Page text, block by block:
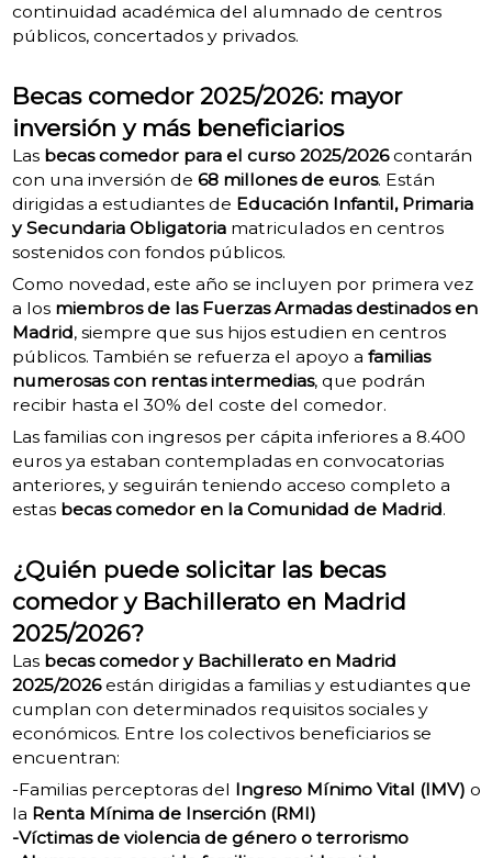
continuidad académica del alumnado de centros
públicos, concertados y privados.
Becas comedor 2025/2026: mayor
inversión y más beneficiarios
Las becas comedor para el curso 2025/2026contarán
con una inversión de 68 millones de euros. Están
dirigidas a estudiantes de Educación Infantil, Primaria
y Secundaria Obligatoriamatriculados en centros
sostenidos con fondos públicos.
Como novedad, este año se incluyen por primera vez
a los miembros de las Fuerzas Armadas destinados en
Madrid, siempre que sus hijos estudien en centros
públicos. También se refuerza el apoyo a familias
numerosas con rentas intermedias, que podrán
recibir hasta el 30% del coste del comedor.
Las familias con ingresos per cápita inferiores a 8.400
euros ya estaban contempladas en convocatorias
anteriores, y seguirán teniendo acceso completo a
estas becas comedor en la Comunidad de Madrid.
¿Quién puede solicitar las becas
comedor y Bachillerato en Madrid
2025/2026?
Las becas comedor y Bachillerato en Madrid
2025/2026están dirigidas a familias y estudiantes que
cumplan con determinados requisitos sociales y
económicos. Entre los colectivos beneficiarios se
encuentran:
-Familias perceptoras del Ingreso Mínimo Vital (IMV) o
la Renta Mínima de Inserción (RMI)
-Víctimas de violencia de género o terrorismo